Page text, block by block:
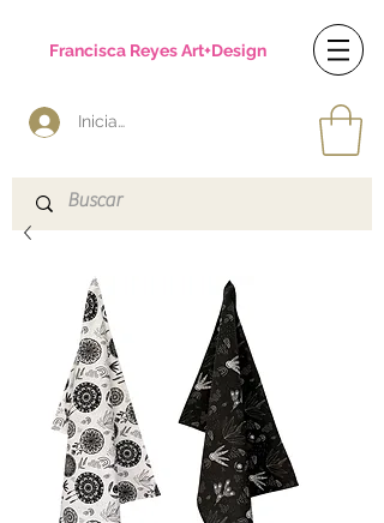
Francisca Reyes Art+Design
Iniciar sesión